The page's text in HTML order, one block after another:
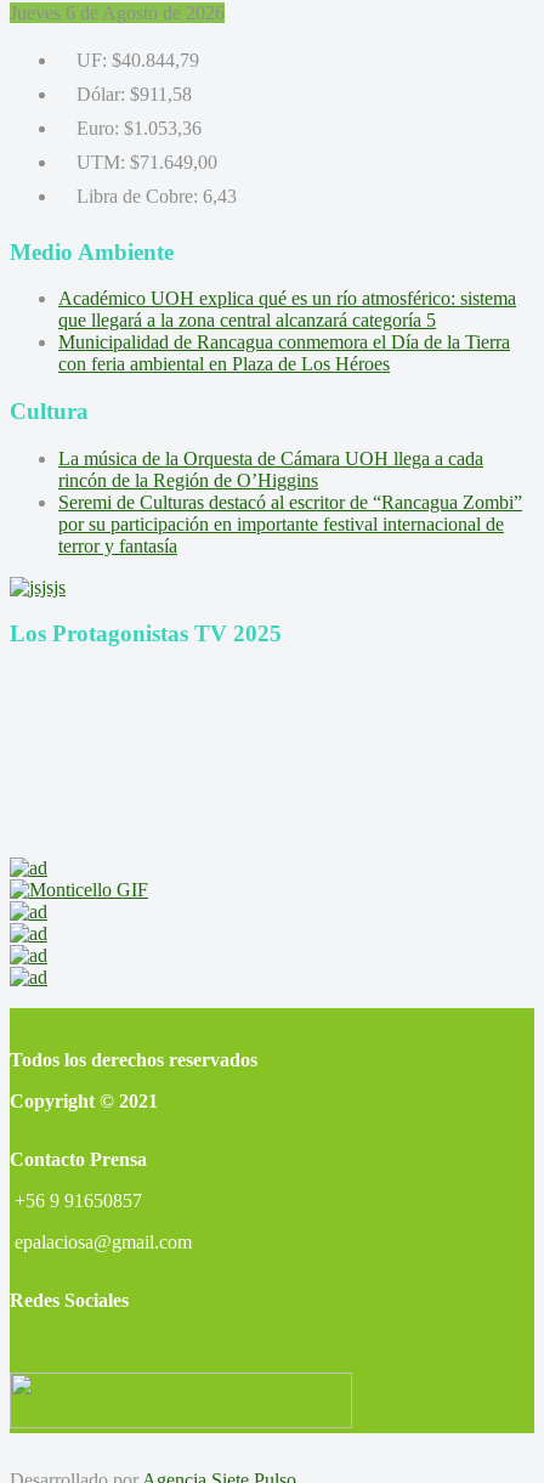
Jueves 6 de Agosto de 2026
UF: $40.844,79
Dólar: $911,58
Euro: $1.053,36
UTM: $71.649,00
Libra de Cobre: 6,43
Medio Ambiente
Académico UOH explica qué es un río atmosférico: sistema
que llegará a la zona central alcanzará categoría 5
Municipalidad de Rancagua conmemora el Día de la Tierra
con feria ambiental en Plaza de Los Héroes
Cultura
La música de la Orquesta de Cámara UOH llega a cada
rincón de la Región de O’Higgins
Seremi de Culturas destacó al escritor de “Rancagua Zombi”
por su participación en importante festival internacional de
terror y fantasía
Los Protagonistas TV 2025
Todos los derechos reservados
Copyright © 2021
Contacto Prensa
+56 9 91650857
epalaciosa@gmail.com
Redes Sociales